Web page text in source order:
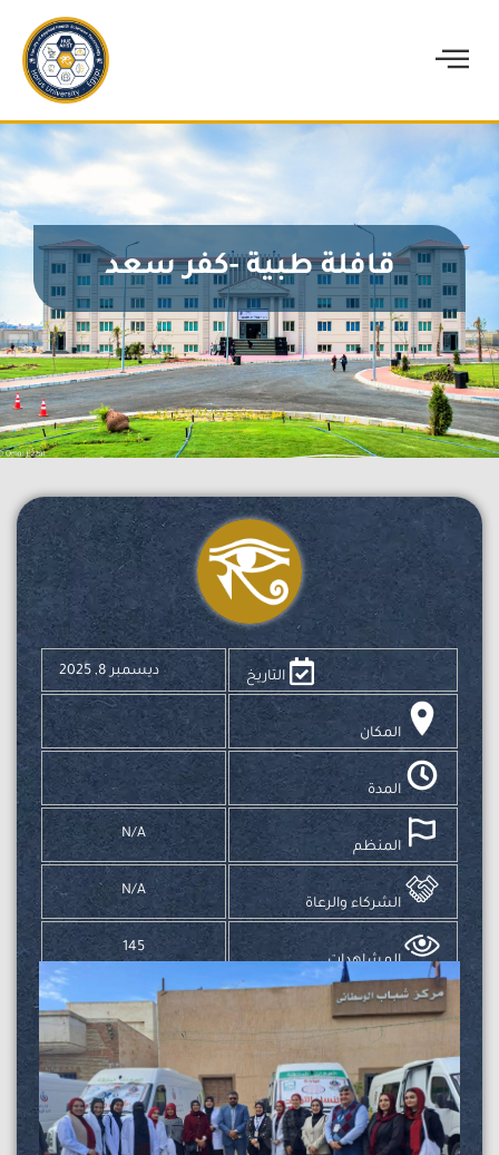
قافلة طبية -كفر سعد
التاريخ ديسمبر 8, 2025
المكان
المدة
المنظم
N/A
الشركاء والرعاة
N/A
المشاهدات
145